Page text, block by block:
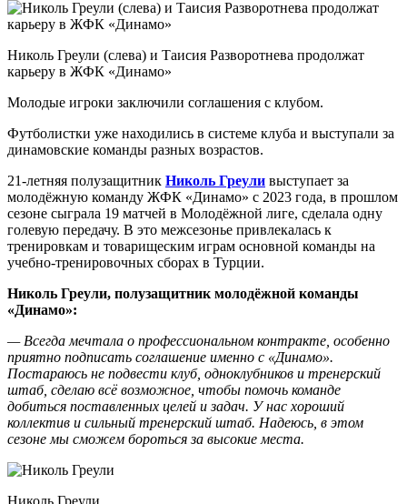
Николь Греули (слева) и Таисия Разворотнева продолжат
карьеру в ЖФК «Динамо»
Молодые игроки заключили соглашения с клубом.
Футболистки уже находились в системе клуба и выступали за
динамовские команды разных возрастов.
21-летняя полузащитник Николь Греули выступает за
молодёжную команду ЖФК «Динамо» с 2023 года, в прошлом
сезоне сыграла 19 матчей в Молодёжной лиге, сделала одну
голевую передачу. В это межсезонье привлекалась к
тренировкам и товарищеским играм основной команды на
учебно-тренировочных сборах в Турции.
Николь Греули, полузащитник молодёжной команды
«Динамо»:
— Всегда мечтала о профессиональном контракте, особенно
приятно подписать соглашение именно с «Динамо».
Постараюсь не подвести клуб, одноклубников и тренерский
штаб, сделаю всё возможное, чтобы помочь команде
добиться поставленных целей и задач. У нас хороший
коллектив и сильный тренерский штаб. Надеюсь, в этом
сезоне мы сможем бороться за высокие места.
Николь Греули